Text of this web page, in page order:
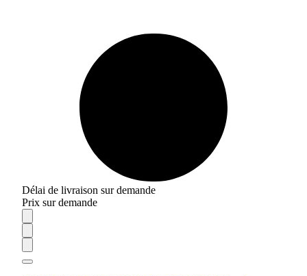
Délai de livraison sur demande
Prix sur demande